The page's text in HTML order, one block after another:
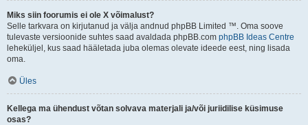
Miks siin foorumis ei ole X võimalust?
Selle tarkvara on kirjutanud ja välja andnud phpBB Limited ™. Oma soove
tulevaste versioonide suhtes saad avaldada phpBB.com phpBB Ideas Centre
leheküljel, kus saad hääletada juba olemas olevate ideede eest, ning lisada
oma.
Üles
Kellega ma ühendust võtan solvava materjali ja/või juriidilise küsimuse
osas?